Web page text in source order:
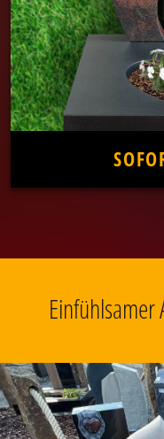
Einfühlsamer